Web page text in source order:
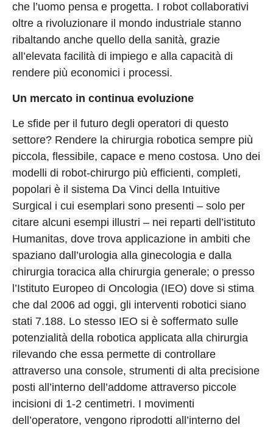
che l’uomo pensa e progetta. I robot collaborativi
oltre a rivoluzionare il mondo industriale stanno
ribaltando anche quello della sanità, grazie
all’elevata facilità di impiego e alla capacità di
rendere più economici i processi.
Un mercato in continua evoluzione
Le sfide per il futuro degli operatori di questo
settore? Rendere la chirurgia robotica sempre più
piccola, flessibile, capace e meno costosa. Uno dei
modelli di robot-chirurgo più efficienti, completi,
popolari è il sistema Da Vinci della Intuitive
Surgical i cui esemplari sono presenti – solo per
citare alcuni esempi illustri – nei reparti dell’istituto
Humanitas, dove trova applicazione in ambiti che
spaziano dall’urologia alla ginecologia e dalla
chirurgia toracica alla chirurgia generale; o presso
l’Istituto Europeo di Oncologia (IEO) dove si stima
che dal 2006 ad oggi, gli interventi robotici siano
stati 7.188. Lo stesso IEO si è soffermato sulle
potenzialità della robotica applicata alla chirurgia
rilevando che essa permette di controllare
attraverso una console, strumenti di alta precisione
posti all’interno dell’addome attraverso piccole
incisioni di 1-2 centimetri. I movimenti
dell’operatore, vengono riprodotti all’interno del